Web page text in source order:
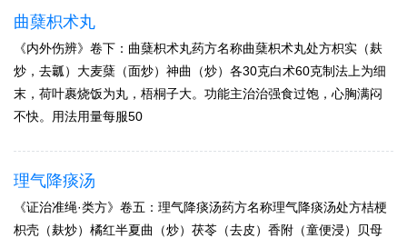
曲蘖枳术丸
《内外伤辨》卷下：曲蘖枳术丸药方名称曲蘖枳术丸处方枳实（麸
炒，去瓤）大麦蘖（面炒）神曲（炒）各30克白术60克制法上为细
末，荷叶裹烧饭为丸，梧桐子大。功能主治治强食过饱，心胸满闷
不快。用法用量每服50
理气降痰汤
《证治准绳·类方》卷五：理气降痰汤药方名称理气降痰汤处方桔梗
枳壳（麸炒）橘红半夏曲（炒）茯苓（去皮）香附（童便浸）贝母